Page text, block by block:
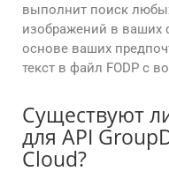
выполнит поиск
изображений в ваших
основе ваших
текст в файл FODP с
Существуют
для API
Cloud?